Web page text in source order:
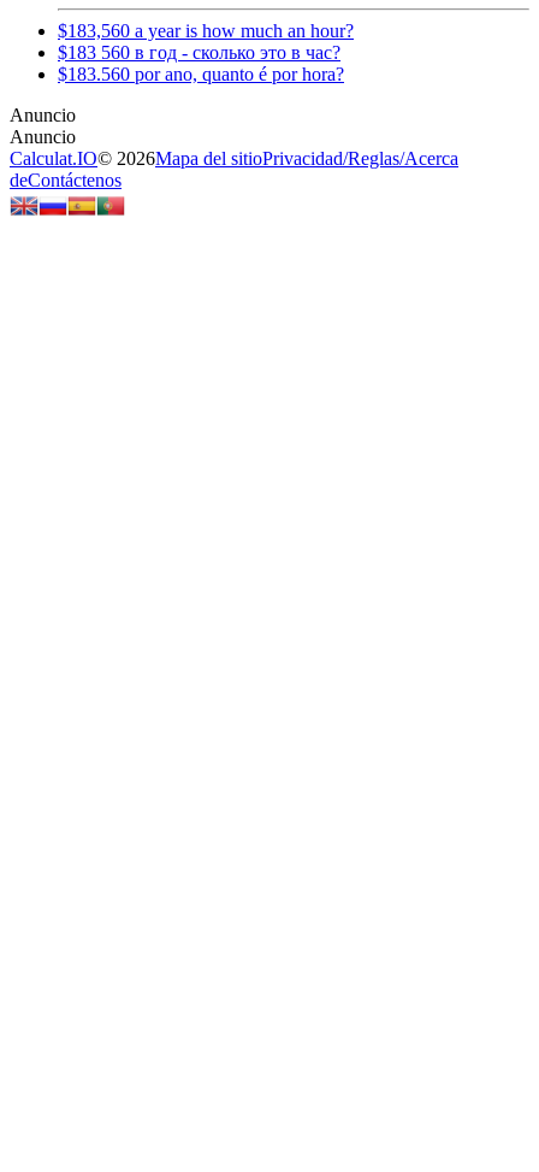
$183,560 a year is how much an hour?
$183 560 в год - сколько это в час?
$183.560 por ano, quanto é por hora?
Calculat.IO© 2026Mapa del sitioPrivacidad/Reglas/Acerca
deContáctenos